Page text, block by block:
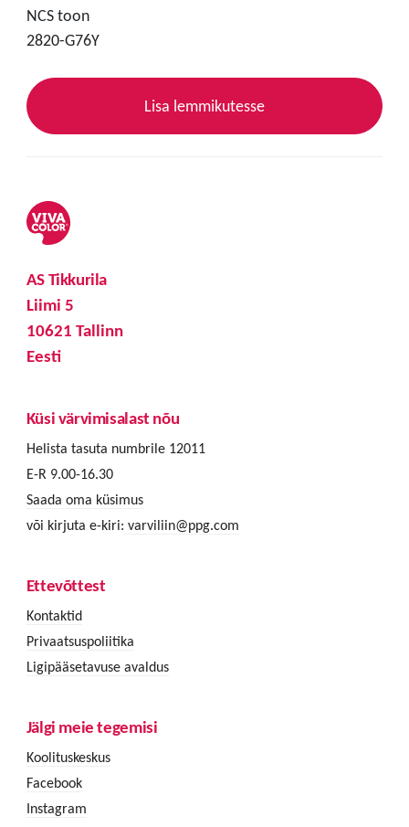
NCS toon
2820-G76Y
Lisa lemmikutesse
AS Tikkurila
Liimi 5
10621 Tallinn
Eesti
Küsi värvimisalast nõu
Helista tasuta numbrile 12011
E-R 9.00-16.30
Saada oma küsimus
või kirjuta e-kiri: varviliin@ppg.com
Ettevõttest
Kontaktid
Privaatsuspoliitika
Ligipääsetavuse avaldus
Jälgi meie tegemisi
Koolituskeskus
Facebook
Instagram